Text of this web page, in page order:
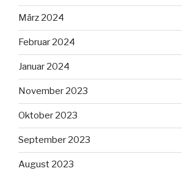
März 2024
Februar 2024
Januar 2024
November 2023
Oktober 2023
September 2023
August 2023